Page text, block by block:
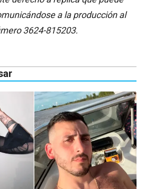
a la producción al
3624-815203.